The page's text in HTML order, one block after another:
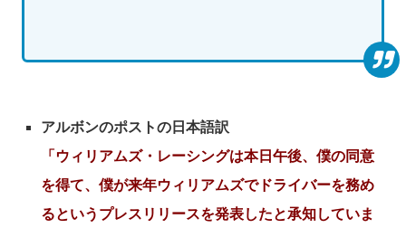
アルボンのポストの日本語訳
「ウィリアムズ・レーシングは本日午後、僕の同意
を得て、僕が来年ウィリアムズでドライバーを務め
るというプレスリリースを発表したと承知していま